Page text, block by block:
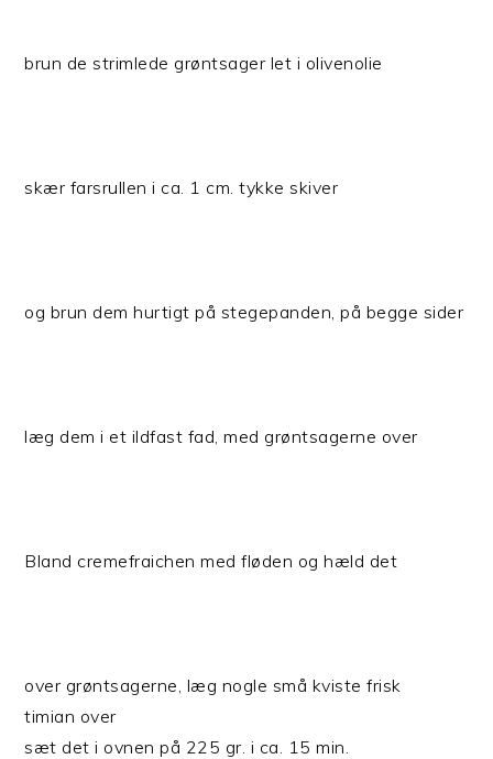
brun de strimlede grøntsager let i olivenolie
skær farsrullen i ca. 1 cm. tykke skiver
og brun dem hurtigt på stegepanden, på begge sider
læg dem i et ildfast fad, med grøntsagerne over
Bland cremefraichen med fløden og hæld det
over grøntsagerne, læg nogle små kviste frisk
timian over
sæt det i ovnen på 225 gr. i ca. 15 min.